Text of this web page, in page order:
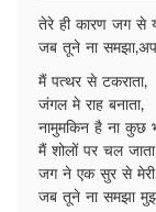
तेरे ही कारण जग से
जब तूने ना
मैं पत्थर से टकराता,
जंगल मे राह बनाता,
नामुमकिन है ना कुछ
मैं शोलों पर चल
जग ने एक सुर से
जब तूने ना समझा